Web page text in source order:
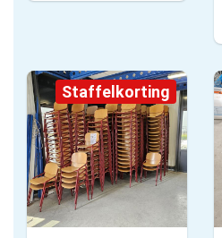
Staffelkorting